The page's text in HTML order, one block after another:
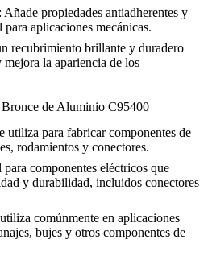
: Añade propiedades antiadherentes y
aplicaciones mecánicas.
recubrimiento brillante y duradero
la apariencia de los
de Aluminio C95400
utiliza para fabricar componentes de
rodamientos y conectores.
para componentes eléctricos que
y durabilidad, incluidos conectores
comúnmente en aplicaciones
bujes y otros componentes de